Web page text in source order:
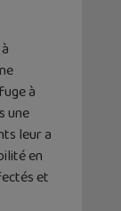
à
une
leur a
en
et